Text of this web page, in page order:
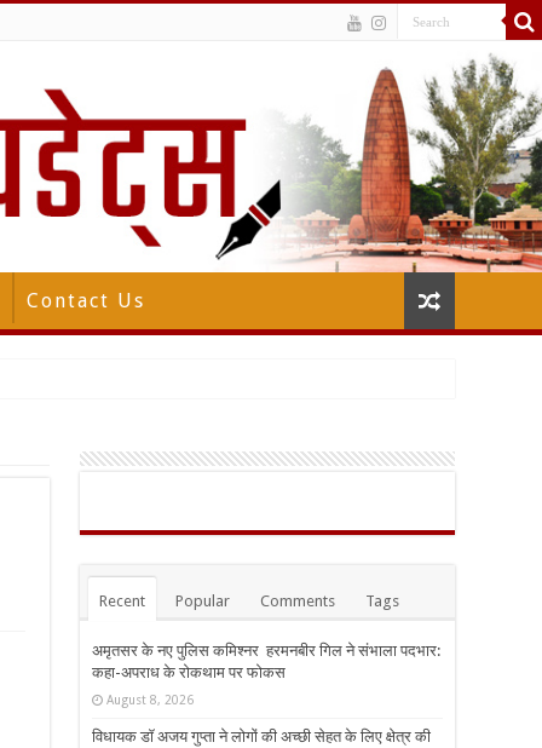
Contact Us
Recent Popular Comments Tags
अमृतसर के नए पुलिस कमिश्नर हरमनबीर गिल ने संभाला पदभार:
कहा-अपराध के रोकथाम पर फोकस
August 8, 2026
विधायक डॉ अजय गुप्ता ने लोगों की अच्छी सेहत के लिए क्षेत्र की